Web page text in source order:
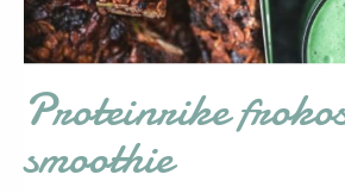
Proteinrike
smoothie